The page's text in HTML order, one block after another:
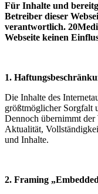
Für Inhalte und
Betreiber dieser
verantwortlich.
Webseite keinen
1.
Die Inhalte des
größtmöglicher Sorgfalt
Dennoch übernimmt
Aktualität,
und Inhalte.
2. Framing